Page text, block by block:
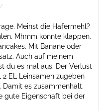
Meinst die Hafermehl?
Mhmm könnte klappen.
Mit Banane oder
Auch auf meinem
du es mal aus. Der Verlust
EL Leinsamen zugeben
es zusammenhält.
gute Eigenschaft bei der